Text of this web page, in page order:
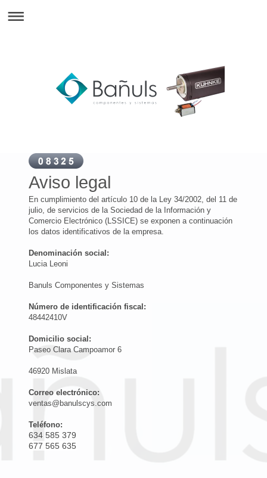
Aviso legal
En cumplimiento del artículo 10 de la Ley 34/2002, del 11 de
julio, de servicios de la Sociedad de la Información y
Comercio Electrónico (LSSICE) se exponen a continuación
los datos identificativos de la empresa.
Denominación social:
Lucia Leoni
Banuls Componentes y Sistemas
Número de identificación fiscal:
48442410V
Domicilio social:
Paseo Clara Campoamor 6
46920 Mislata
Correo electrónico:
ventas@banulscys.com
Teléfono:
634 585 379
677 565 635